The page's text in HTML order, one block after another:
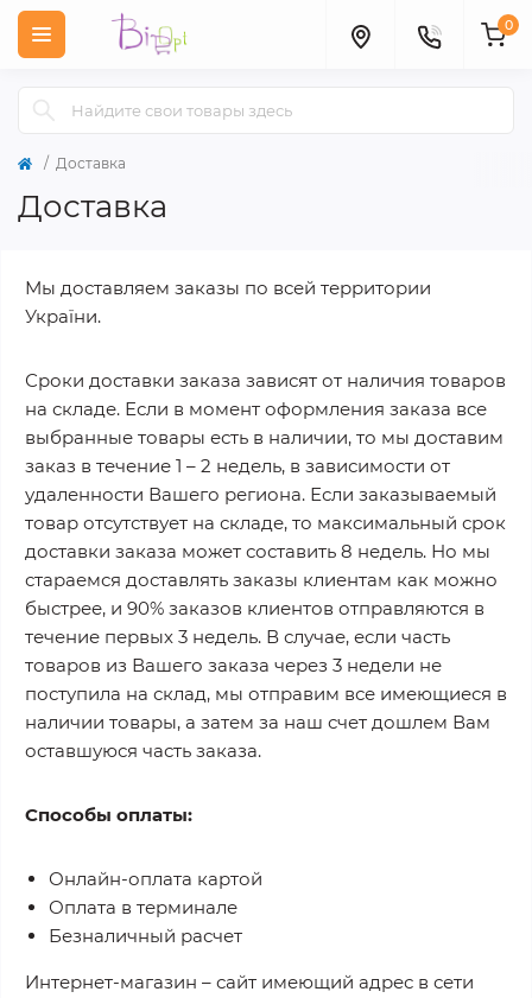
0
Доставка
Доставка
Мы доставляем заказы по всей территории
України.
Сроки доставки заказа зависят от наличия товаров
на складе. Если в момент оформления заказа все
выбранные товары есть в наличии, то мы доставим
заказ в течение 1 – 2 недель, в зависимости от
удаленности Вашего региона. Если заказываемый
товар отсутствует на складе, то максимальный срок
доставки заказа может составить 8 недель. Но мы
стараемся доставлять заказы клиентам как можно
быстрее, и 90% заказов клиентов отправляются в
течение первых 3 недель. В случае, если часть
товаров из Вашего заказа через 3 недели не
поступила на склад, мы отправим все имеющиеся в
наличии товары, а затем за наш счет дошлем Вам
оставшуюся часть заказа.
Способы оплаты:
Онлайн-оплата картой
Оплата в терминале
Безналичный расчет
Интернет-магазин – сайт имеющий адрес в сети